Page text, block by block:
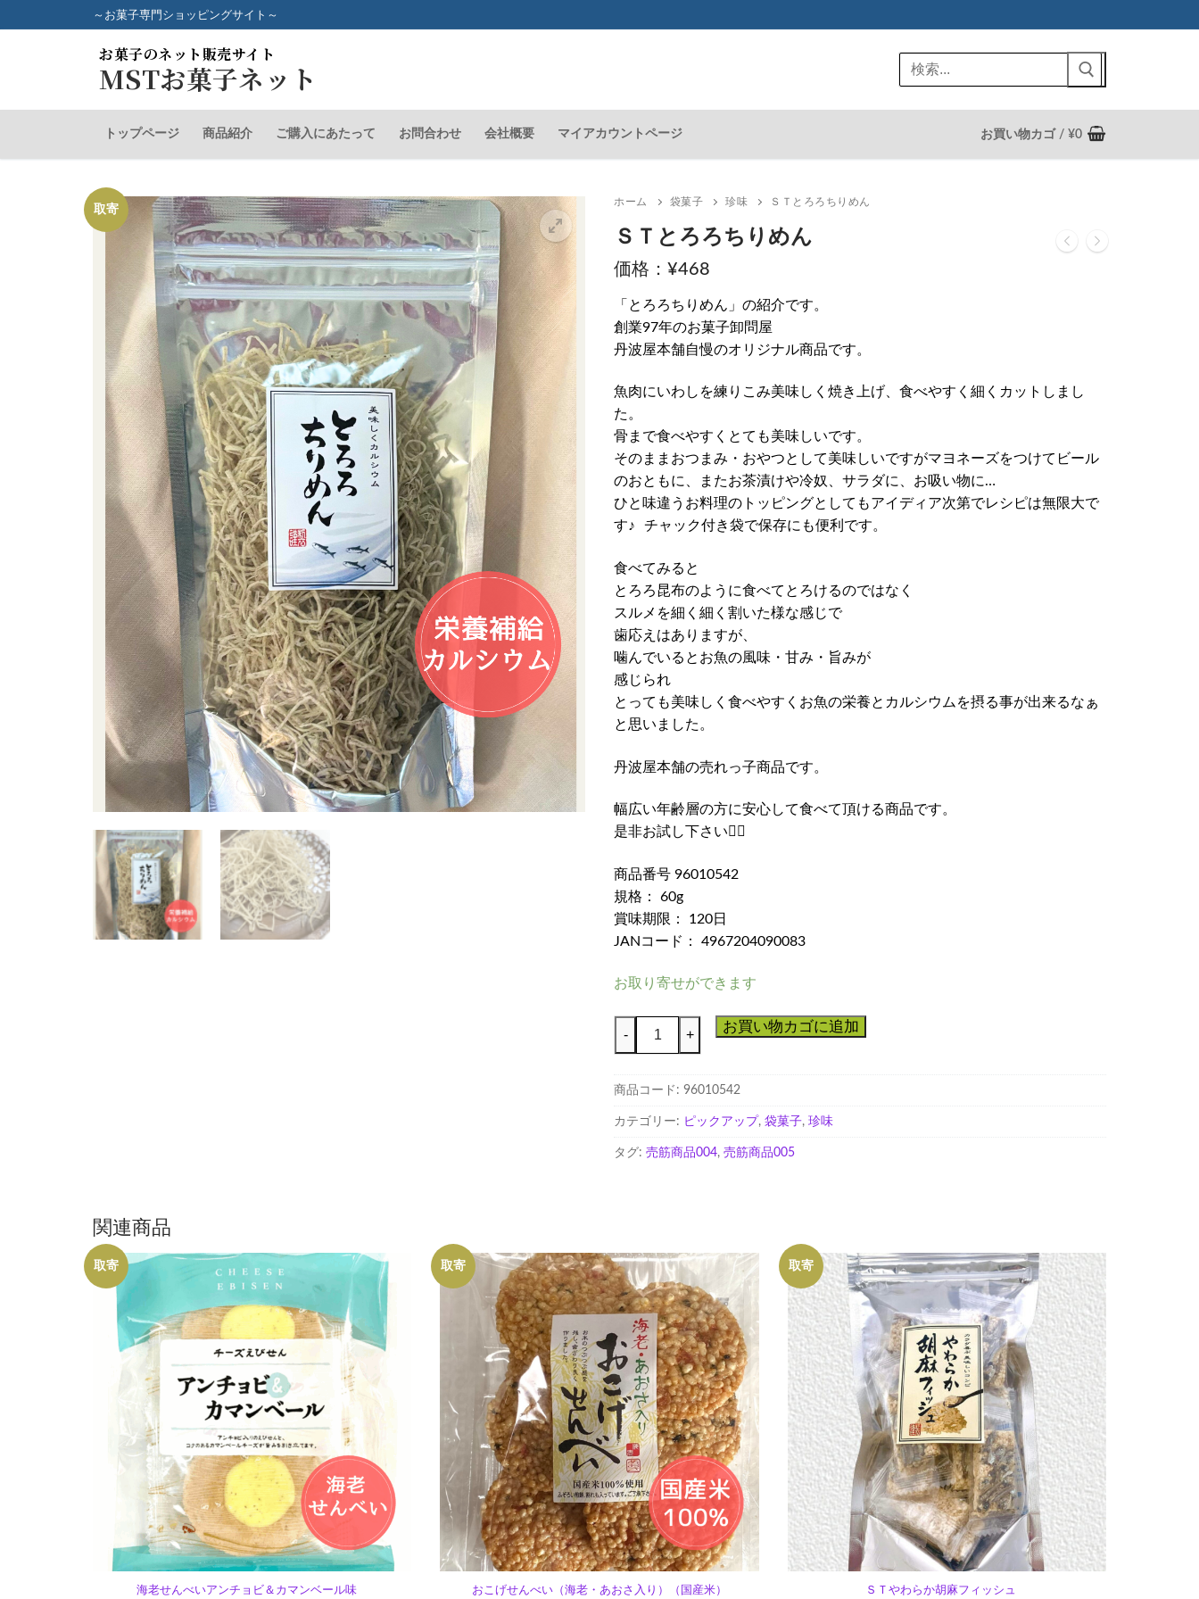
ン
～お菓子専門ショッピングサイト～
MSTお菓子ネット
お菓子のネット販売サイト
検
索:
トップページ 商品紹介 ご購入にあたって お問合わせ 会社概要 マイアカウントページ お買い物カゴ / ¥0
取寄
ホーム 袋菓子 珍味 ＳＴとろろちりめん
ＳＴとろろちりめん
¥468
「とろろちりめん」の紹介です。
創業97年のお菓子卸問屋
丹波屋本舗自慢のオリジナル商品です。
魚肉にいわしを練りこみ美味しく焼き上げ、食べやすく細くカットしまし
た。
骨まで食べやすくとても美味しいです。
そのままおつまみ・おやつとして美味しいですがマヨネーズをつけてビール
のおともに、またお茶漬けや冷奴、サラダに、お吸い物に…
ひと味違うお料理のトッピングとしてもアイディア次第でレシピは無限大で
す♪ チャック付き袋で保存にも便利です。
食べてみると
とろろ昆布のように食べてとろけるのではなく
スルメを細く細く割いた様な感じで
歯応えはありますが、
噛んでいるとお魚の風味・甘み・旨みが
感じられ
とっても美味しく食べやすくお魚の栄養とカルシウムを摂る事が出来るなぁ
と思いました。
丹波屋本舗の売れっ子商品です。
幅広い年齢層の方に安心して食べて頂ける商品です。
是非お試し下さい🙇‍♀️
商品番号 96010542
規格： 60g
賞味期限： 120日
JANコード： 4967204090083
お取り寄せができます
ろ
ろ
り
- + お買い物カゴに追加
商品コード: 96010542
カテゴリー: ピックアップ , 袋菓子, 珍味
タグ: 売筋商品004, 売筋商品005
関連商品
取寄
海老せんべいアンチョビ＆カマンベール味
取寄
おこげせんべい（海老・あおさ入り）（国産米）
取寄
ＳＴやわらか胡麻フィッシュ